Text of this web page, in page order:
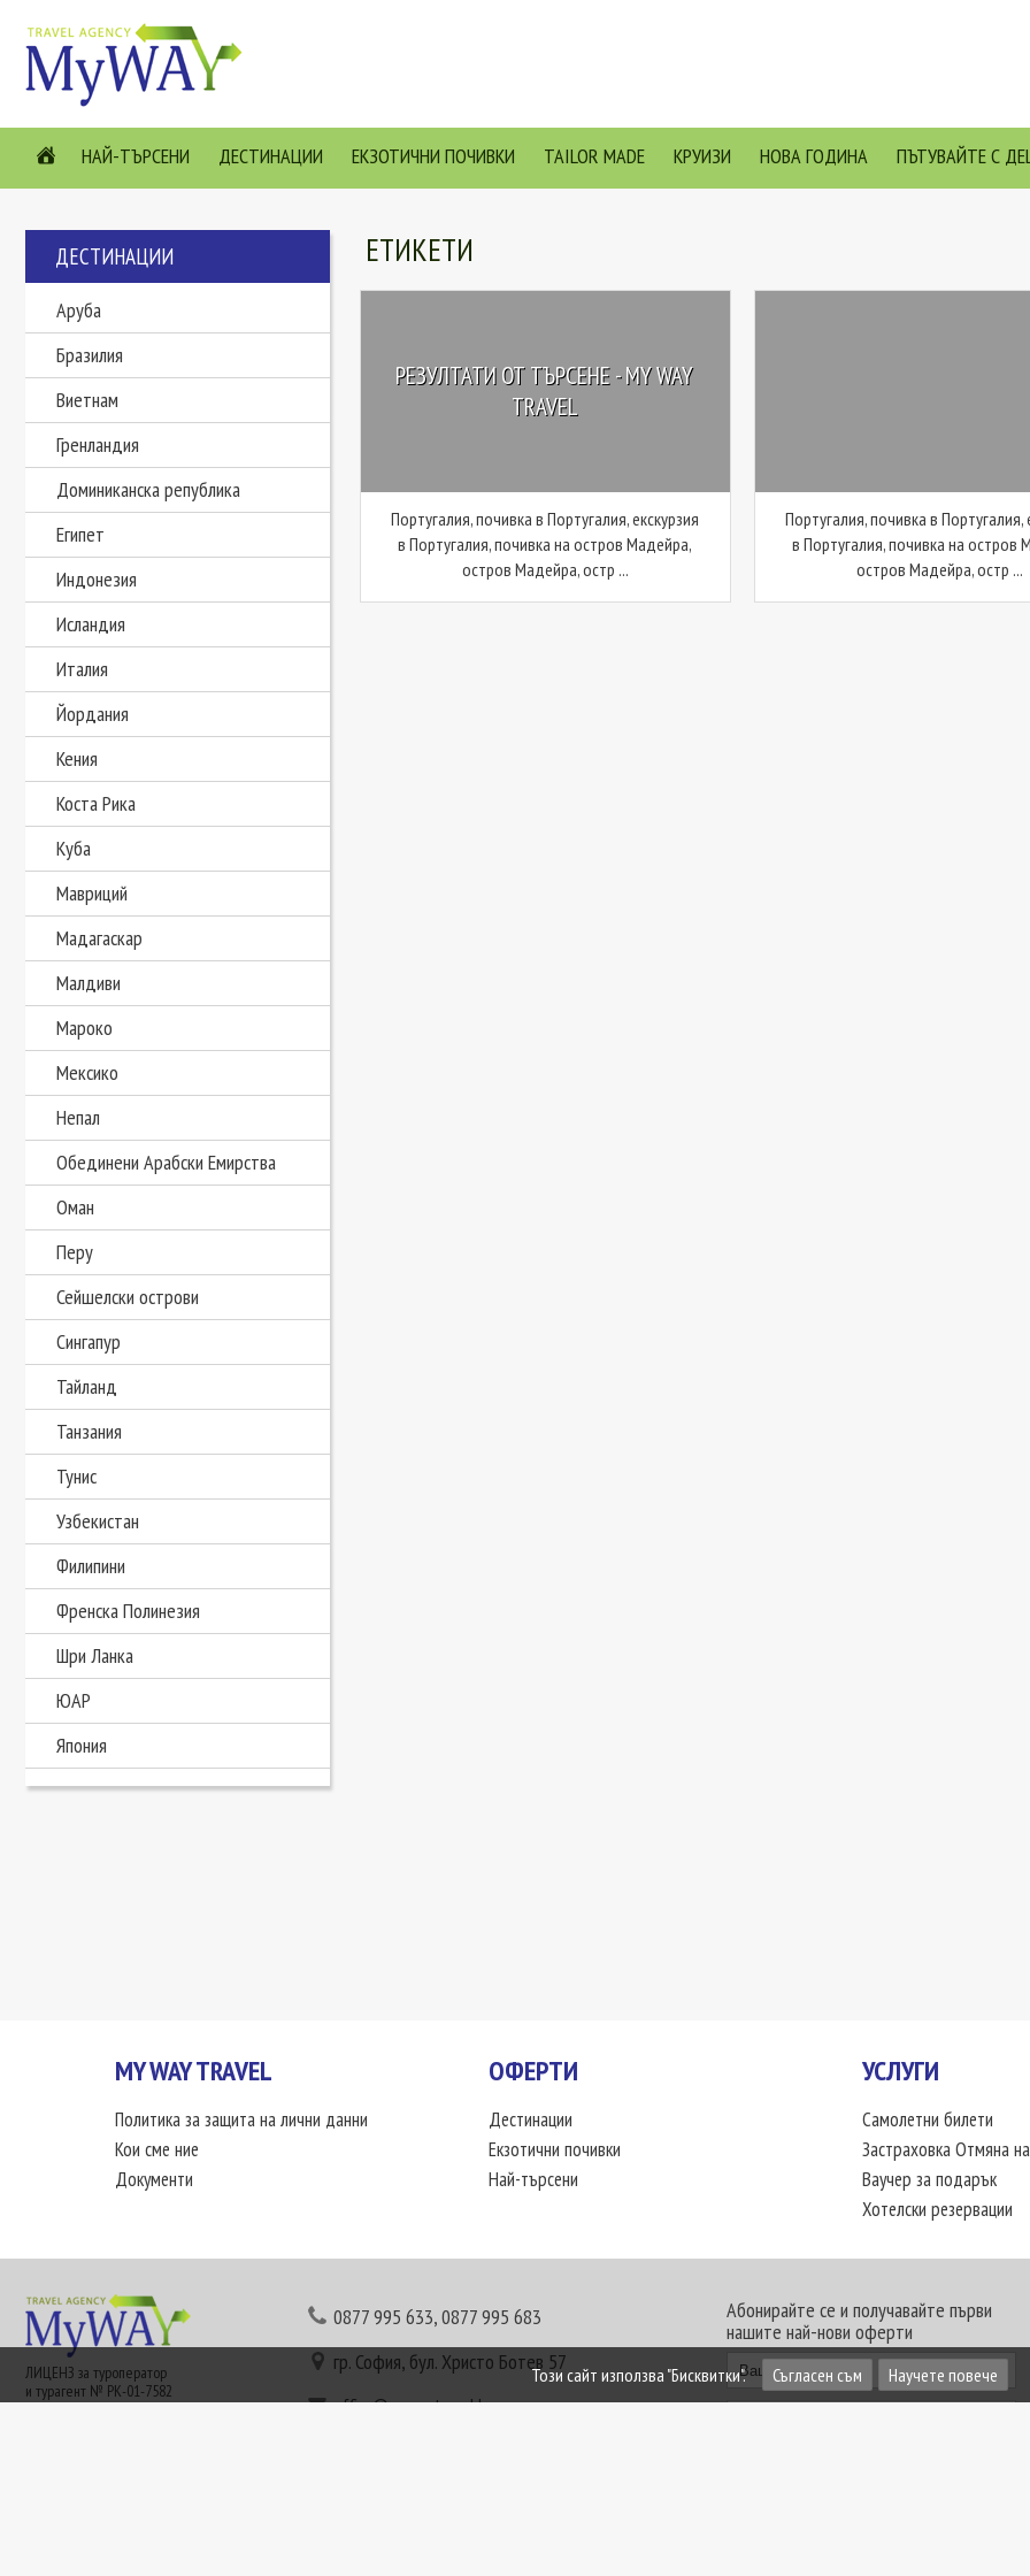
НАЙ-ТЪРСЕНИ ДЕСТИНАЦИИ ЕКЗОТИЧНИ ПОЧИВКИ TAILOR MADE КРУИЗИ НОВА ГОДИНА ПЪТУВАЙТЕ С
ДЕСТИНАЦИИ
Аруба
Бразилия
Виетнам
Гренландия
Доминиканска република
Египет
Индонезия
Исландия
Италия
Йордания
Кения
Коста Рика
Куба
Мавриций
Мадагаскар
Малдиви
Мароко
Мексико
Непал
Обединени Арабски Емирства
Оман
Перу
Сейшелски острови
Сингапур
Тайланд
Танзания
Тунис
Узбекистан
Филипини
Френска Полинезия
Шри Ланка
ЮАР
Япония
ЕТИКЕТИ
РЕЗУЛТАТИ ОТ ТЪРСЕНЕ - MY WAY
TRAVEL
Португалия, почивка в Португалия, екскурзия
в Португалия, почивка на остров Мадейра,
остров Мадейра, остр ...
Португалия, почивка в Португалия,
в Португалия, почивка на остров
остров Мадейра, остр ...
MY WAY TRAVEL
Политика за защита на лични данни
Кои сме ние
Документи
ОФЕРТИ
Дестинации
Екзотични почивки
Най-търсени
УСЛУГИ
Самолетни билети
Застраховка Отмяна
Ваучер за подарък
Хотелски резервации
ЛИЦЕНЗ за туроператор
и турагент № РК-01-7582
0877 995 633,0877 995 683
гр. София, бул. Христо Ботев 57
office@mywaytravel.bg
Абонирайте се и получавайте първи
нашите най-нови оферти
Този сайт използва "Бисквитки". Съгласен съм Научете повече